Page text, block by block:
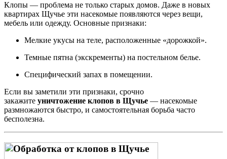
Клопы — проблема не только старых домов. Даже в новых
квартирах Щучье эти насекомые появляются через вещи,
мебель или одежду. Основные признаки:
Мелкие укусы на теле, расположенные «дорожкой».
Темные пятна (экскременты) на постельном белье.
Специфический запах в помещении.
Если вы заметили эти признаки, срочно
закажите уничтожение клопов в Щучье — насекомые
размножаются быстро, и самостоятельная борьба часто
бесполезна.